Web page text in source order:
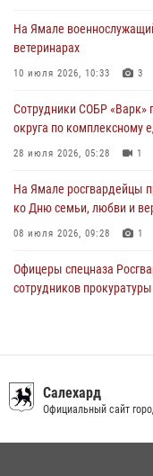
Сотрудники СОБР «Варк»
30 июля 2026, 09:34 1
Офицеры спецназа
сотрудников
29 июля 2026, 10:42 4
На Ямале
ветеринарах
10 июля 2026, 10:33 3
Сотрудники СОБР «Варк»
округа по комплексному
28 июля 2026, 05:28 1
На Ямале росгвардейцы
ко Дню семьи, любви и
08 июля 2026, 09:28 1
Офицеры спецназа
сотрудников
«Каникулы с
Салехард
Официальный сайт